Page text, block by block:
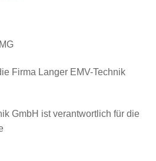
Firma Langer EMV-Technik
GmbH ist verantwortlich für die